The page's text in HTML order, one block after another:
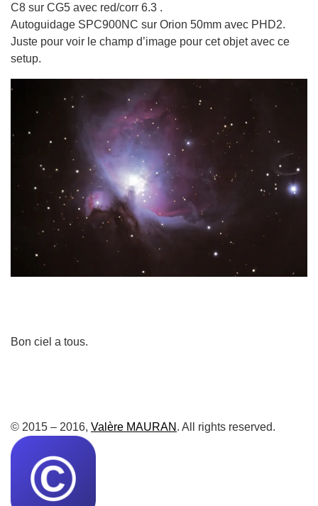
C8 sur CG5 avec red/corr 6.3 .
Autoguidage SPC900NC sur Orion 50mm avec PHD2.
Juste pour voir le champ d’image pour cet objet avec ce
setup.
Bon ciel a tous.
© 2015 – 2016, Valère MAURAN . All rights reserved.